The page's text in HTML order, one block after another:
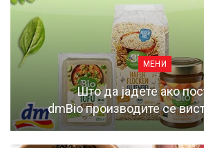
МЕНИ
Што да јадете ако
dmBio производите се